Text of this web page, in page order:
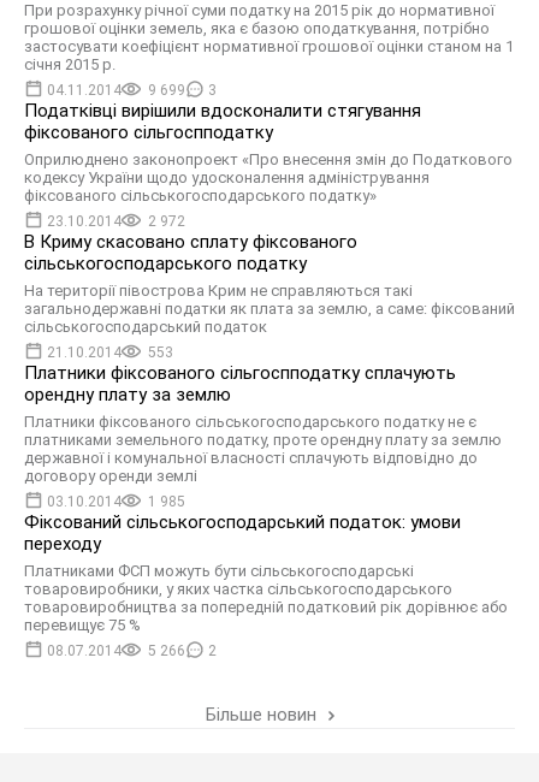
При розрахунку річної суми податку на 2015 рік до нормативної
грошової оцінки земель, яка є базою оподаткування, потрібно
застосувати коефіцієнт нормативної грошової оцінки станом на 1
січня 2015 р.
04.11.2014 9 699 3
Податківці вирішили вдосконалити стягування
фіксованого сільгоспподатку
Оприлюднено законопроект «Про внесення змін до Податкового
кодексу України щодо удосконалення адміністрування
фіксованого сільськогосподарського податку»
23.10.2014 2 972
В Криму скасовано сплату фіксованого
сільськогосподарського податку
На території півострова Крим не справляються такі
загальнодержавні податки як плата за землю, а саме: фіксований
сільськогосподарський податок
21.10.2014 553
Платники фіксованого сільгоспподатку сплачують
орендну плату за землю
Платники фіксованого сільськогосподарського податку не є
платниками земельного податку, проте орендну плату за землю
державної і комунальної власності сплачують відповідно до
договору оренди землі
03.10.2014 1 985
Фіксований сільськогосподарський податок: умови
переходу
Платниками ФСП можуть бути сільськогосподарські
товаровиробники, у яких частка сільськогосподарського
товаровиробництва за попередній податковий рік дорівнює або
перевищує 75 %
08.07.2014 5 266 2
Більше новин